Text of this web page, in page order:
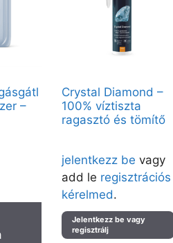
–
Crystal Diamond –
100% víztiszta
ragasztó és tömítő
jelentkezz be vagy
add le regisztrációs
kérelmed.
Jelentkezz be vagy
regisztrálj